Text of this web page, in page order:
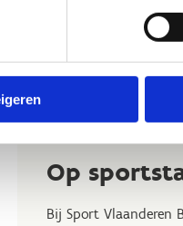
Wouter
Op
Bij Sport Vlaanderen